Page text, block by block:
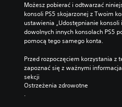
Możesz pobierać i odtwarzać
konsoli PS5 skojarzonej z Twoim
ustawienia „Udostępnianie konsoli
dowolnych innych konsolach PS5
pomocą tego samego konta.
Przed rozpoczęciem korzystania z
zapoznać się z ważnymi
sekcji
Ostrzeżenia zdrowotne
.